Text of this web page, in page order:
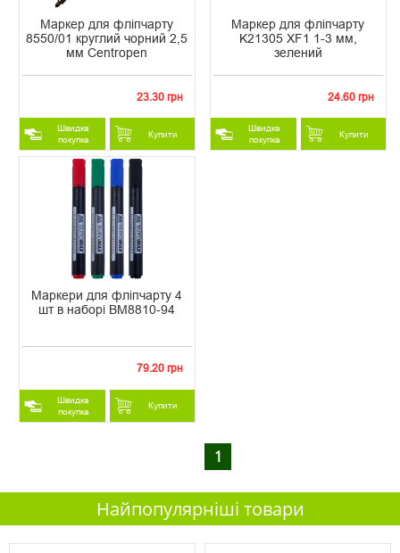
Маркер для фліпчарту
8550/01 круглий чорний 2,5
мм Centropen
23.30 грн
Швидка
покупка
Купити
Маркер для фліпчарту
K21305 XF1 1-3 мм,
зелений
24.60 грн
Швидка
покупка
Купити
Маркери для фліпчарту 4
шт в наборі ВМ8810-94
79.20 грн
Швидка
покупка
Купити
1
Найпопулярніші товари